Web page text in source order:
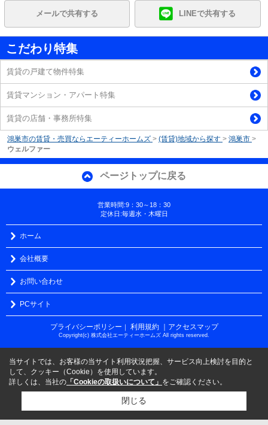
メールで共有する LINEで共有する
こだわり特集
賃貸の戸建て物件特集
賃貸マンション・アパート特集
賃貸の店舗・事務所特集
鴻巣市の賃貸・売買ならエーティーホームズ > (賃貸)地域から探す > 鴻巣市 >
ウェルファー
ページトップに戻る
営業時間:9：30～18：30
定休日:毎週水・木曜日
ホーム
会社概要
お問い合わせ
PCサイト
プライバシーポリシー 利用規約 ｜アクセスマップ
Copyright(c) 株式会社エーティーホームズ All rights reserved.
当サイトでは、お客様の当サイト利用状況把握、サービス向上検討を目的と
して、クッキー（Cookie）を使用しています。
詳しくは、当社の 「Cookieの取扱いについて」 をご確認ください。
閉じる